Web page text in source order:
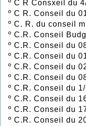
º C R Consxeil du
º C R. Conseil du
º C. R. du conseil
º C.R. Conseil
º C.R. Conseil du
º C.R. Conseil du
º C.R. Conseil du
º C.R. Conseil du
º C.R. Conseil du
º C.R. Conseil du
º C.R. Conseil du
º C.R. Conseil du